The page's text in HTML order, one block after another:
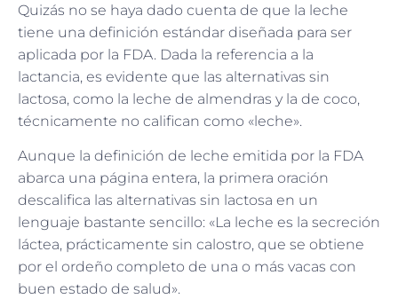
Quizás no se haya dado cuenta de que la leche
tiene una definición estándar diseñada para ser
aplicada por la FDA. Dada la referencia a la
lactancia, es evidente que las alternativas sin
lactosa, como la leche de almendras y la de coco,
técnicamente no califican como «leche».
Aunque la definición de leche emitida por la FDA
abarca una página entera, la primera oración
descalifica las alternativas sin lactosa en un
lenguaje bastante sencillo: «La leche es la secreción
láctea, prácticamente sin calostro, que se obtiene
por el ordeño completo de una o más vacas con
buen estado de salud».